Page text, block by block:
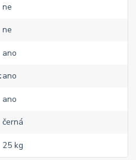
ne
ne
ano
ano
ano
černá
25 kg